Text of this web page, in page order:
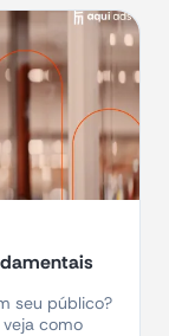
seu público?
como